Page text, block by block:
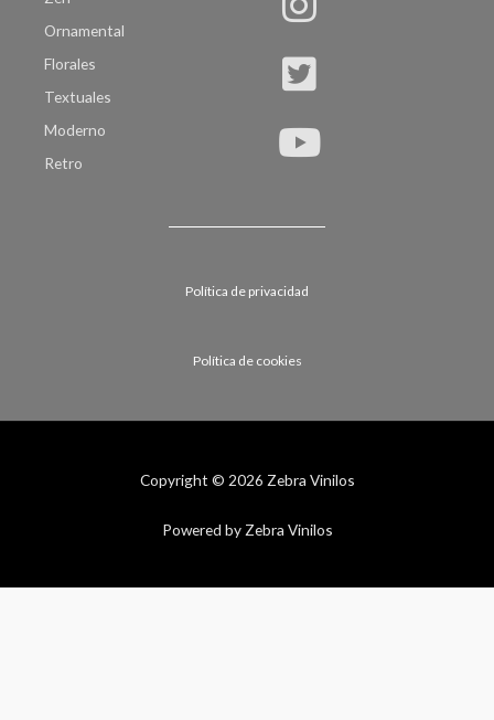
Ornamental
Florales
Textuales
Moderno
Retro
Política de privacidad
Política de cookies
Copyright © 2026 Zebra Vinilos
Powered by Zebra Vinilos